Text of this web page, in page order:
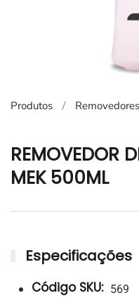
Produtos Removedores
REMOVEDOR
MEK 500ML
Especificações
Código SKU: 569